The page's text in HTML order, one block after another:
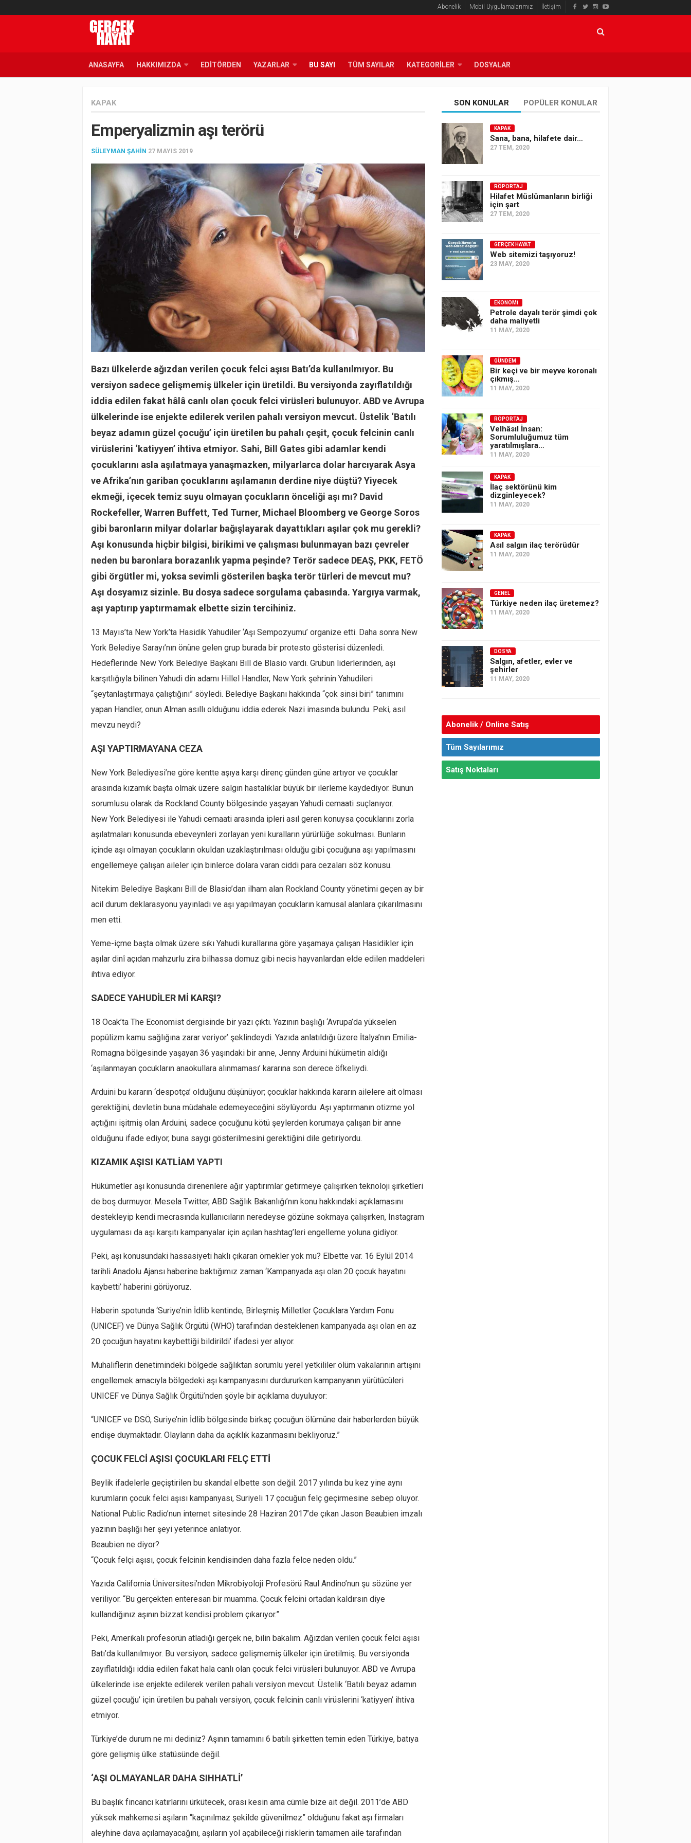
Abonelik Mobil Uygulamalarımız İletişim
ANASAYFA HAKKIMIZDA EDITÖRDEN YAZARLAR BU SAYI TÜM SAYILAR KATEGORILER DOSYALAR
KAPAK
Emperyalizmin aşı terörü
SÜLEYMAN ŞAHIN 27 MAYIS 2019
Bazı ülkelerde ağızdan verilen çocuk felci aşısı Batı’da kullanılmıyor. Bu
versiyon sadece gelişmemiş ülkeler için üretildi. Bu versiyonda zayıflatıldığı
iddia edilen fakat hâlâ canlı olan çocuk felci virüsleri bulunuyor. ABD ve Avrupa
ülkelerinde ise enjekte edilerek verilen pahalı versiyon mevcut. Üstelik ‘Batılı
beyaz adamın güzel çocuğu’ için üretilen bu pahalı çeşit, çocuk felcinin canlı
virüslerini ‘katiyyen’ ihtiva etmiyor. Sahi, Bill Gates gibi adamlar kendi
çocuklarını asla aşılatmaya yanaşmazken, milyarlarca dolar harcıyarak Asya
ve Afrika’nın gariban çocuklarını aşılamanın derdine niye düştü? Yiyecek
ekmeği, içecek temiz suyu olmayan çocukların önceliği aşı mı? David
Rockefeller, Warren Buffett, Ted Turner, Michael Bloomberg ve George Soros
gibi baronların milyar dolarlar bağışlayarak dayattıkları aşılar çok mu gerekli?
Aşı konusunda hiçbir bilgisi, birikimi ve çalışması bulunmayan bazı çevreler
neden bu baronlara borazanlık yapma peşinde? Terör sadece DEAŞ, PKK, FETÖ
gibi örgütler mi, yoksa sevimli gösterilen başka terör türleri de mevcut mu?
Aşı dosyamız sizinle. Bu dosya sadece sorgulama çabasında. Yargıya varmak,
aşı yaptırıp yaptırmamak elbette sizin tercihiniz.
13 Mayıs’ta New York’ta Hasidik Yahudiler ‘Aşı Sempozyumu’ organize etti. Daha sonra New
York Belediye Sarayı’nın önüne gelen grup burada bir protesto gösterisi düzenledi.
Hedeflerinde New York Belediye Başkanı Bill de Blasio vardı. Grubun liderlerinden, aşı
karşıtlığıyla bilinen Yahudi din adamı Hillel Handler, New York şehrinin Yahudileri
“şeytanlaştırmaya çalıştığını” söyledi. Belediye Başkanı hakkında “çok sinsi biri” tanımını
yapan Handler, onun Alman asıllı olduğunu iddia ederek Nazi imasında bulundu. Peki, asıl
mevzu neydi?
AŞI YAPTIRMAYANA CEZA
New York Belediyesi’ne göre kentte aşıya karşı direnç günden güne artıyor ve çocuklar
arasında kızamık başta olmak üzere salgın hastalıklar büyük bir ilerleme kaydediyor. Bunun
sorumlusu olarak da Rockland County bölgesinde yaşayan Yahudi cemaati suçlanıyor.
New York Belediyesi ile Yahudi cemaati arasında ipleri asıl geren konuysa çocuklarını zorla
aşılatmaları konusunda ebeveynleri zorlayan yeni kuralların yürürlüğe sokulması. Bunların
içinde aşı olmayan çocukların okuldan uzaklaştırılması olduğu gibi çocuğuna aşı yapılmasını
engellemeye çalışan aileler için binlerce dolara varan ciddi para cezaları söz konusu.
Nitekim Belediye Başkanı Bill de Blasio’dan ilham alan Rockland County yönetimi geçen ay bir
acil durum deklarasyonu yayınladı ve aşı yapılmayan çocukların kamusal alanlara çıkarılmasını
men etti.
Yeme-içme başta olmak üzere sıkı Yahudi kurallarına göre yaşamaya çalışan Hasidikler için
aşılar dinî açıdan mahzurlu zira bilhassa domuz gibi necis hayvanlardan elde edilen maddeleri
ihtiva ediyor.
SADECE YAHUDİLER Mİ KARŞI?
18 Ocak’ta The Economist dergisinde bir yazı çıktı. Yazının başlığı ‘Avrupa’da yükselen
popülizm kamu sağlığına zarar veriyor’ şeklindeydi. Yazıda anlatıldığı üzere İtalya’nın Emilia-
Romagna bölgesinde yaşayan 36 yaşındaki bir anne, Jenny Arduini hükümetin aldığı
‘aşılanmayan çocukların anaokullara alınmaması’ kararına son derece öfkeliydi.
Arduini bu kararın ‘despotça’ olduğunu düşünüyor; çocuklar hakkında kararın ailelere ait olması
gerektiğini, devletin buna müdahale edemeyeceğini söylüyordu. Aşı yaptırmanın otizme yol
açtığını işitmiş olan Arduini, sadece çocuğunu kötü şeylerden korumaya çalışan bir anne
olduğunu ifade ediyor, buna saygı gösterilmesini gerektiğini dile getiriyordu.
KIZAMIK AŞISI KATLİAM YAPTI
Hükümetler aşı konusunda direnenlere ağır yaptırımlar getirmeye çalışırken teknoloji şirketleri
de boş durmuyor. Mesela Twitter, ABD Sağlık Bakanlığı’nın konu hakkındaki açıklamasını
destekleyip kendi mecrasında kullanıcıların neredeyse gözüne sokmaya çalışırken, Instagram
uygulaması da aşı karşıtı kampanyalar için açılan hashtag’leri engelleme yoluna gidiyor.
Peki, aşı konusundaki hassasiyeti haklı çıkaran örnekler yok mu? Elbette var. 16 Eylül 2014
tarihli Anadolu Ajansı haberine baktığımız zaman ‘Kampanyada aşı olan 20 çocuk hayatını
kaybetti’ haberini görüyoruz.
Haberin spotunda ‘Suriye’nin İdlib kentinde, Birleşmiş Milletler Çocuklara Yardım Fonu
(UNICEF) ve Dünya Sağlık Örgütü (WHO) tarafından desteklenen kampanyada aşı olan en az
20 çocuğun hayatını kaybettiği bildirildi’ ifadesi yer alıyor.
Muhaliflerin denetimindeki bölgede sağlıktan sorumlu yerel yetkililer ölüm vakalarının artışını
engellemek amacıyla bölgedeki aşı kampanyasını durdururken kampanyanın yürütücüleri
UNICEF ve Dünya Sağlık Örgütü’nden şöyle bir açıklama duyuluyor:
“UNICEF ve DSÖ, Suriye’nin İdlib bölgesinde birkaç çocuğun ölümüne dair haberlerden büyük
endişe duymaktadır. Olayların daha da açıklık kazanmasını bekliyoruz.”
ÇOCUK FELCİ AŞISI ÇOCUKLARI FELÇ ETTİ
Beylik ifadelerle geçiştirilen bu skandal elbette son değil. 2017 yılında bu kez yine aynı
kurumların çocuk felci aşısı kampanyası, Suriyeli 17 çocuğun felç geçirmesine sebep oluyor.
National Public Radio’nun internet sitesinde 28 Haziran 2017’de çıkan Jason Beaubien imzalı
yazının başlığı her şeyi yeterince anlatıyor.
Beaubien ne diyor?
“Çocuk felçi aşısı, çocuk felcinin kendisinden daha fazla felce neden oldu.”
Yazıda California Üniversitesi’nden Mikrobiyoloji Profesörü Raul Andino’nun şu sözüne yer
veriliyor. “Bu gerçekten enteresan bir muamma. Çocuk felcini ortadan kaldırsın diye
kullandığınız aşının bizzat kendisi problem çıkarıyor.”
Peki, Amerikalı profesörün atladığı gerçek ne, bilin bakalım. Ağızdan verilen çocuk felci aşısı
Batı’da kullanılmıyor. Bu versiyon, sadece gelişmemiş ülkeler için üretilmiş. Bu versiyonda
zayıflatıldığı iddia edilen fakat hala canlı olan çocuk felci virüsleri bulunuyor. ABD ve Avrupa
ülkelerinde ise enjekte edilerek verilen pahalı versiyon mevcut. Üstelik ‘Batılı beyaz adamın
güzel çocuğu’ için üretilen bu pahalı versiyon, çocuk felcinin canlı virüslerini ‘katiyyen’ ihtiva
etmiyor.
Türkiye’de durum ne mi dediniz? Aşının tamamını 6 batılı şirketten temin eden Türkiye, batıya
göre gelişmiş ülke statüsünde değil.
‘AŞI OLMAYANLAR DAHA SIHHATLİ’
Bu başlık fincancı katırlarını ürkütecek, orası kesin ama cümle bize ait değil. 2011’de ABD
yüksek mahkemesi aşıların “kaçınılmaz şekilde güvenilmez” olduğunu fakat aşı firmaları
aleyhine dava açılamayacağını, aşıların yol açabileceği risklerin tamamen aile tarafından
SON KONULAR POPÜLER KONULAR
KAPAK
Sana, bana, hilafete dair…
27 TEM, 2020
RÖPORTAJ
Hilafet Müslümanların birliği
için şart
27 TEM, 2020
GERÇEK HAYAT
Web sitemizi taşıyoruz!
23 MAY, 2020
EKONOMI
Petrole dayalı terör şimdi çok
daha maliyetli
11 MAY, 2020
GÜNDEM
Bir keçi ve bir meyve koronalı
çıkmış…
11 MAY, 2020
RÖPORTAJ
Velhâsıl İnsan:
Sorumluluğumuz tüm
yaratılmışlara…
11 MAY, 2020
KAPAK
İlaç sektörünü kim
dizginleyecek?
11 MAY, 2020
KAPAK
Asıl salgın ilaç terörüdür
11 MAY, 2020
GENEL
Türkiye neden ilaç üretemez?
11 MAY, 2020
DOSYA
Salgın, afetler, evler ve
şehirler
11 MAY, 2020
Abonelik / Online Satış
Tüm Sayılarımız
Satış Noktaları